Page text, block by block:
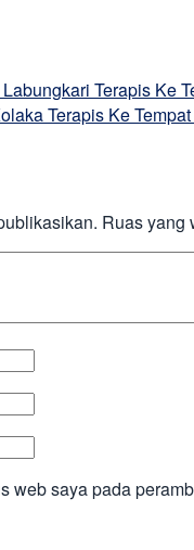
Terapis Ke
Terapis Ke
Ruas yang
web saya pada